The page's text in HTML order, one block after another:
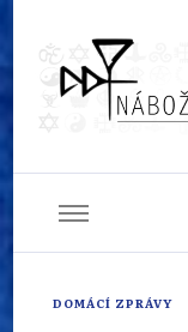
DOMÁCÍ ZPRÁVY